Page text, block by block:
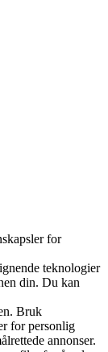
for
teknologier
din. Du kan
Bruk
for personlig
annonser.